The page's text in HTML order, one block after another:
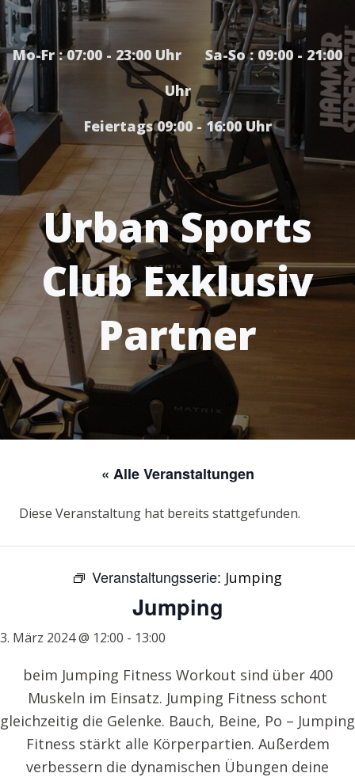
Mo-Fr : 07:00 - 23:00 Uhr Sa-So : 09:00 - 21:00
Uhr
Feiertags 09:00 - 16:00 Uhr
Urban Sports
Club Exklusiv
Partner
« Alle Veranstaltungen
Diese Veranstaltung hat bereits stattgefunden.
Veranstaltungsserie: Jumping
Jumping
3. März 2024 @ 12:00 - 13:00
beim Jumping Fitness Workout sind über 400
Muskeln im Einsatz. Jumping Fitness schont
gleichzeitig die Gelenke. Bauch, Beine, Po – Jumping
Fitness stärkt alle Körperpartien. Außerdem
verbessern die dynamischen Übungen deine